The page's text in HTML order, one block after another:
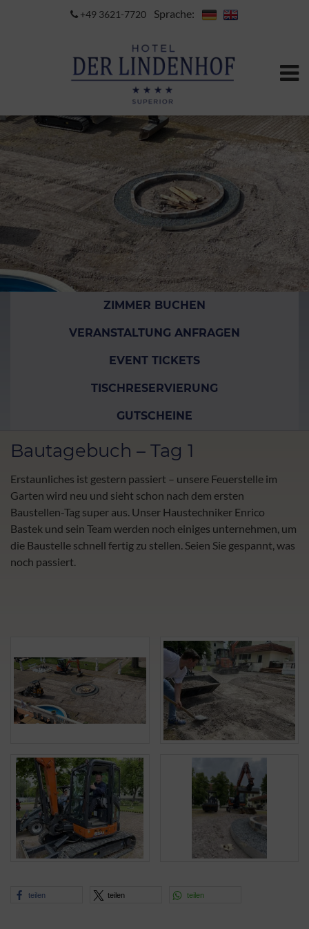
+49 3621-7720 Sprache:
ZIMMER BUCHEN
VERANSTALTUNG ANFRAGEN
EVENT TICKETS
TISCHRESERVIERUNG
GUTSCHEINE
Bautagebuch – Tag 1
Erstaunliches ist gestern passiert – unsere Feuerstelle im
Garten wird neu und sieht schon nach dem ersten
Baustellen-Tag super aus. Unser Haustechniker Enrico
Bastek und sein Team werden noch einiges unternehmen, um
die Baustelle schnell fertig zu stellen. Seien Sie gespannt, was
noch passiert.
teilen teilen teilen